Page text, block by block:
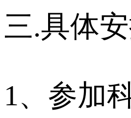
三.具体
1、参加